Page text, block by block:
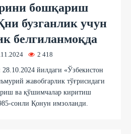
бошқариш
бузганлик учун
белгиланмоқда
2 418
йилдаги «Ўзбекистон
жавобгарлик тўғрисидаги
ва қўшимчалар киритиш
сонли Қонун имзоланди.